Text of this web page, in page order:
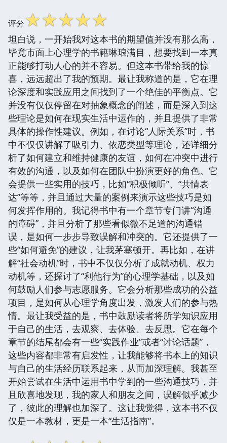
评分☆☆☆☆☆
坦白说，一开始我对这本书的期望值并没有那么高，
毕竟市面上心理学的书籍琳琅满目，想要找到一本真
正能够打动人心的并不容易。但这本书带给我的惊
喜，远远超出了我的预期。最让我称道的是，它在理
论深度和实践应用之间找到了一个绝佳的平衡点。它
并没有仅仅停留在对抽象概念的阐述，而是深入到这
些理论是如何在现实生活中运作的，并且提供了非常
具体的操作性建议。例如，在讨论“人际关系”时，书
中不仅仅讲解了吸引力、依恋类型等理论，还详细分
析了如何建立和维持健康的友谊，如何在冲突中进行
有效的沟通，以及如何在团队中扮演更好的角色。它
会提供一些实用的技巧，比如“积极倾听”、“共情表
达”等等，并且通过大量的案例来演示这些技巧是如
何发挥作用的。我记得书中有一个章节专门讲“沟通
的障碍”，并且分析了那些看似微不足道的沟通错
误，是如何一步步导致误解和冲突的。它还提供了一
些“如何避免”的建议，让我茅塞顿开。再比如，在讲
解“社会动机”时，书中不仅仅分析了成就动机、权力
动机等，还探讨了“利他行为”的心理学基础，以及如
何鼓励人们参与志愿服务。它会分析那些成功的公益
项目，是如何从心理学角度出发，激发人们的参与热
情。最让我受益的是，书中鼓励读者将所学知识应用
于自己的生活，去观察、去体验、去反思。它在每个
章节的结尾都会有一些“实践作业”或者“讨论话题”，
这些内容都非常有启发性，让我能够将书本上的知识
与自己的生活经历联系起来，从而加深理解。我甚至
开始尝试在生活中运用书中学到的一些沟通技巧，并
且欣喜地发现，我的家人和朋友之间，误解似乎减少
了，彼此的理解也加深了。这让我觉得，这本书不仅
仅是一本教材，更是一本“生活指南”。